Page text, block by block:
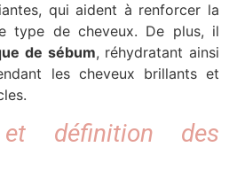
qui aident à renforcer la
type de cheveux. De plus, il
de sébum, réhydratant ainsi
les cheveux brillants et
définition des